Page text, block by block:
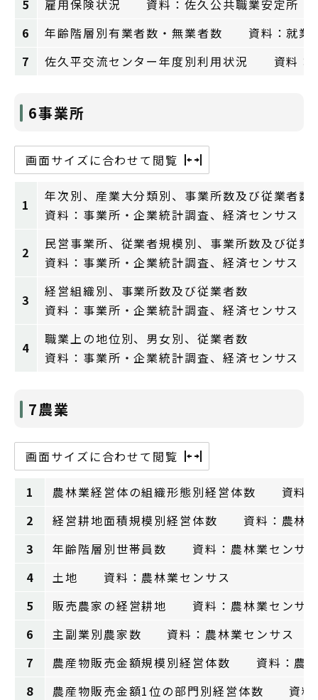
5
雇用保険状況 資料：佐久公共職業安定所
6
年齢階層別有業者数・無業者数 資料：就業
7
佐久平交流センター年度別利用状況 資料：
6事業所
画面サイズに合わせて閲覧
1
年次別、産業大分類別、事業所数及び従業者数
資料：事業所・企業統計調査、経済センサス
2
民営事業所、従業者規模別、事業所数及び従業
資料：事業所・企業統計調査、経済センサス
3
経営組織別、事業所数及び従業者数
資料：事業所・企業統計調査、経済センサス
4
職業上の地位別、男女別、従業者数
資料：事業所・企業統計調査、経済センサス
7農業
画面サイズに合わせて閲覧
1
農林業経営体の組織形態別経営体数 資料
2
経営耕地面積規模別経営体数 資料：農林
3
年齢階層別世帯員数 資料：農林業センサ
4
土地 資料：農林業センサス
5
販売農家の経営耕地 資料：農林業センサ
6
主副業別農家数 資料：農林業センサス
7
農産物販売金額規模別経営体数 資料：農
8
農産物販売金額1位の部門別経営体数 資料